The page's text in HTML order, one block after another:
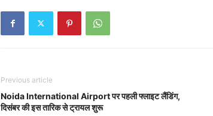
Previous article
Noida International Airport पर पहली फ्लाइट लैंडिंग,
दिसंबर की इस तारिक से ट्रायल शुरू